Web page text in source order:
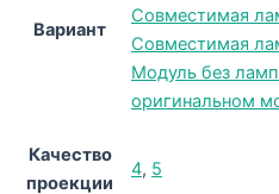
Вариант
Совместимая
Совместимая
Модуль без
оригинальном
Качество
проекции
4, 5